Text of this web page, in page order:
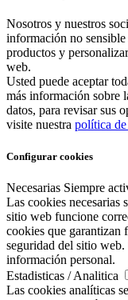
Nosotros y nuestros
información no
productos y
web.
Usted puede aceptar
más información sobre
datos, para revisar sus
visite nuestra política
Configurar cookies
Necesarias Siempre
Las cookies necesarias
sitio web funcione
cookies que garantizan
seguridad del sitio web.
información personal.
Estadisticas / Analitica
Las cookies analíticas